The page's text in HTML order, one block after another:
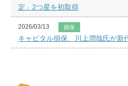
定」2つ星を初取得
2026/03/13 損保
キャピタル損保、川上潤哉氏が新